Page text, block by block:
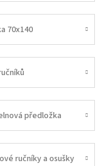
70x140
předložka
ručníky a osušky